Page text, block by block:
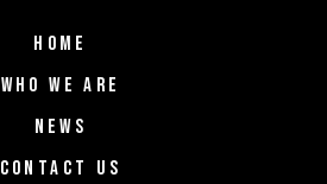
HOME
WHO WE ARE
NEWS
CONTACT US